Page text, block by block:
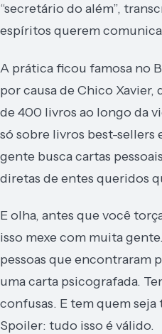
“secretário do além”,
espíritos querem
A prática ficou famosa no
por causa de Chico Xavier,
de 400 livros ao longo da
só sobre livros best-sellers
gente busca cartas
diretas de entes queridos
E olha, antes que você
isso mexe com muita
pessoas que encontraram
uma carta psicografada.
confusas. E tem quem
Spoiler: tudo isso é válido.